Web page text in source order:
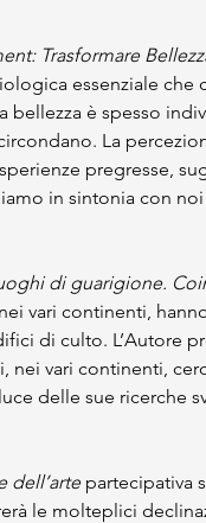
Trasformare
essenziale che
è spesso
La
pregresse,
in sintonia con noi
di guarigione.
vari continenti,
di culto. L’Autore
nei vari continenti,
delle sue ricerche
dell’arte partecipativa
le molteplici